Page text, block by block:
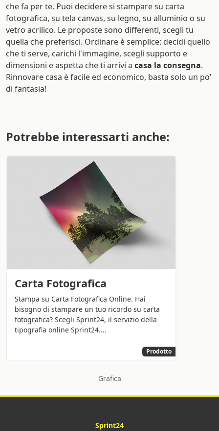
che fa per te. Puoi decidere si stampare su carta
fotografica, su tela canvas, su legno, su alluminio o su
vetro acrilico. Le proposte sono differenti, scegli tu
quella che preferisci. Ordinare è semplice: decidi quello
che ti serve, carichi l'immagine, scegli supporto e
dimensioni e aspetta che ti arrivi a casa la consegna.
Rinnovare casa è facile ed economico, basta solo un po'
di fantasia!
Potrebbe interessarti anche:
Carta Fotografica
Stampa su Carta Fotografica Online. Hai
bisogno di stampare un tuo ricordo su carta
fotografica? Scegli Sprint24, il servizio della
tipografia online Sprint24.…
Prodotto
Grafica
Sprint24